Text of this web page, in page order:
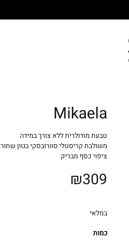
Mikaela
טבעת מודולרית ללא צורך במידה
משולבת קריסטלי סוורובסקי בגוון שחור
ציפוי כסף מבריק
₪309
במלאי
כמות